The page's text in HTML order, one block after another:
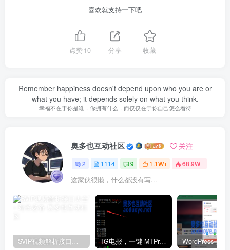
喜欢就支持一下吧
点赞10 分享 收藏
Remember happiness doesn't depend upon who you are or
what you have; it depends solely on what you think.
幸福不在于你是谁，你拥有什么，而仅仅在于你自己怎么看待
奥多也互动社区 关注
2 1114 9 1.1W+ 68.9W+
这家伙很懒，什么都没有写...
SVIP视频解析接口大全 – 站长必备 TG电报，一键 MTProxy 网络代理工具脚本